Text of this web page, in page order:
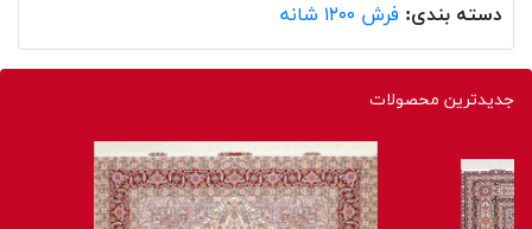
دسته بندی: فرش ۱۲۰۰ شانه
جدیدترین محصولات